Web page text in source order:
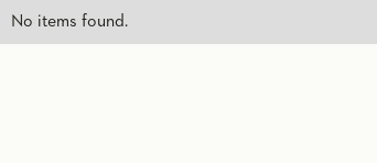
No items found.